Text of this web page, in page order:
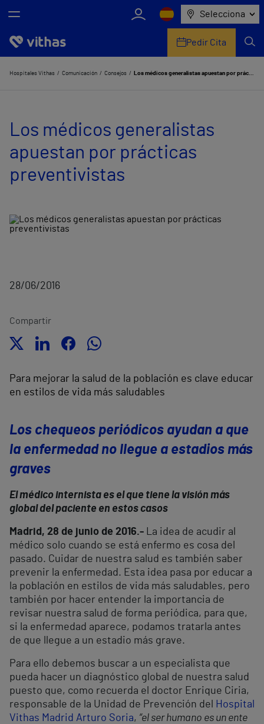
Selecciona
Nosotros
Servicios de salud
Equipo médico y asistencial
Información útil
Comunicación
Pedir Cita
Hospitales Vithas Comunicación Consejos Los médicos generalistas apuestan por prácticas preventivistas
Los médicos generalistas
apuestan por prácticas
preventivistas
28/06/2016
Compartir
Para mejorar la salud de la población es clave educar
en estilos de vida más saludables
Los chequeos periódicos ayudan a que
la enfermedad no llegue a estadios más
graves
El médico internista es el que tiene la visión más
global del paciente en estos casos
Madrid, 28 de junio de 2016.- La idea de acudir al
médico solo cuando se está enfermo es cosa del
pasado. Cuidar de nuestra salud es también saber
prevenir la enfermedad. Esta idea pasa por educar a
la población en estilos de vida más saludables, pero
también por hacer entender la importancia de
revisar nuestra salud de forma periódica, para que,
si la enfermedad aparece, podamos tratarla antes
de que llegue a un estadio más grave.
Para ello debemos buscar a un especialista que
pueda hacer un diagnóstico global de nuestra salud
puesto que, como recuerda el doctor Enrique Ciria,
responsable de la Unidad de Prevención del
Hospital
Vithas Madrid Arturo Soria, “el ser humano es un ente